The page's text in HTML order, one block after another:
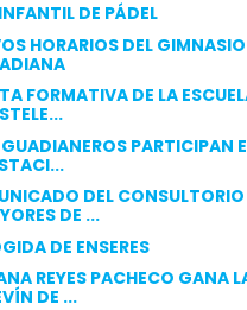
DE PÁDEL
HORARIOS DEL
FORMATIVA DE LA
GUADIANEROS PARTICIPAN
DEL
DE ...
DE ENSERES
REYES PACHECO GANA
DE ...